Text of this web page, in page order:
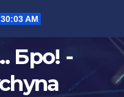
AM
Бро! -